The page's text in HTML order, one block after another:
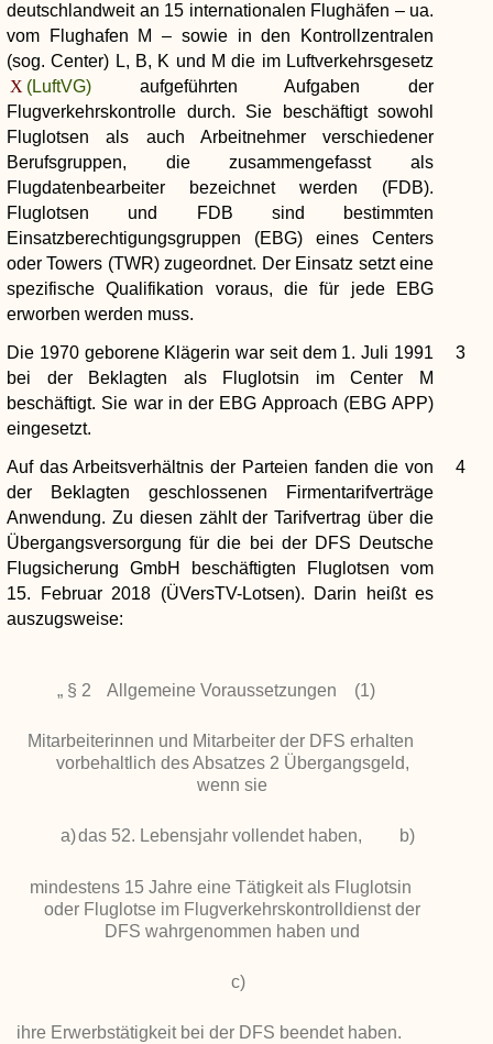
deutschlandweit an 15 internationalen Flughäfen – ua.
vom Flughafen M – sowie in den Kontrollzentralen
(sog. Center) L, B, K und M die im Luftverkehrsgesetz
(LuftVG) aufgeführten Aufgaben der
Flugverkehrskontrolle durch. Sie beschäftigt sowohl
Fluglotsen als auch Arbeitnehmer verschiedener
Berufsgruppen, die zusammengefasst als
Flugdatenbearbeiter bezeichnet werden (FDB).
Fluglotsen und FDB sind bestimmten
Einsatzberechtigungsgruppen (EBG) eines Centers
oder Towers (TWR) zugeordnet. Der Einsatz setzt eine
spezifische Qualifikation voraus, die für jede EBG
erworben werden muss.
3
Die 1970 geborene Klägerin war seit dem 1. Juli 1991
bei der Beklagten als Fluglotsin im Center M
beschäftigt. Sie war in der EBG Approach (EBG APP)
eingesetzt.
4
Auf das Arbeitsverhältnis der Parteien fanden die von
der Beklagten geschlossenen Firmentarifverträge
Anwendung. Zu diesen zählt der Tarifvertrag über die
Übergangsversorgung für die bei der DFS Deutsche
Flugsicherung GmbH beschäftigten Fluglotsen vom
15. Februar 2018 (ÜVersTV-Lotsen). Darin heißt es
auszugsweise:
„ § 2 Allgemeine Voraussetzungen (1)
Mitarbeiterinnen und Mitarbeiter der DFS erhalten
vorbehaltlich des Absatzes 2 Übergangsgeld,
wenn sie
a)das 52. Lebensjahr vollendet haben, b)
mindestens 15 Jahre eine Tätigkeit als Fluglotsin
oder Fluglotse im Flugverkehrskontrolldienst der
DFS wahrgenommen haben und
c)
ihre Erwerbstätigkeit bei der DFS beendet haben.